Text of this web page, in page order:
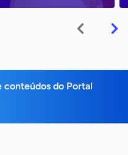
conteúdos do Portal